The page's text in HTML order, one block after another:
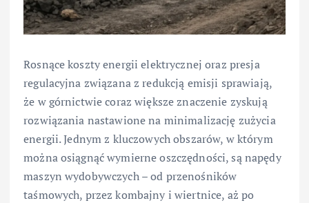
Rosnące koszty energii elektrycznej oraz presja
regulacyjna związana z redukcją emisji sprawiają,
że w górnictwie coraz większe znaczenie zyskują
rozwiązania nastawione na minimalizację zużycia
energii. Jednym z kluczowych obszarów, w którym
można osiągnąć wymierne oszczędności, są napędy
maszyn wydobywczych – od przenośników
taśmowych, przez kombajny i wiertnice, aż po